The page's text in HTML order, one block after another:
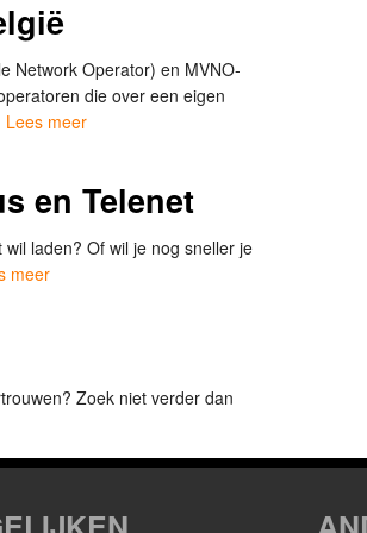
Network Operator) en MVNO-
die over een eigen
Lees meer
en Telenet
laden? Of wil je nog sneller je
meer
Zoek niet verder dan